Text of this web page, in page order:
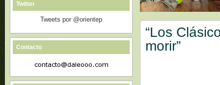
“Los
morir”
Twitter
Tweets por @orientep
Contacto